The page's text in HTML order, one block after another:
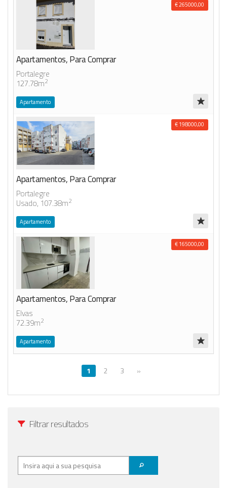
Apartamentos, Para Comprar
Portalegre
127.78m2
Apartamento
€ 265000,00
Apartamentos, Para Comprar
Portalegre
Usado, 107.38m2
Apartamento
€ 198000,00
Apartamentos, Para Comprar
Elvas
72.39m2
Apartamento
€ 165000,00
1 2 3 »
Filtrar resultados